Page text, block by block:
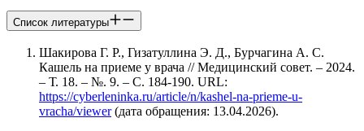
Список литературы
Шакирова Г. Р., Гизатуллина Э. Д., Бурчагина А. С.
Кашель на приеме у врача // Медицинский совет. – 2024.
– Т. 18. – №. 9. – С. 184-190. URL:
https://cyberleninka.ru/article/n/kashel-na-prieme-u-
vracha/viewer(дата обращения: 13.04.2026).